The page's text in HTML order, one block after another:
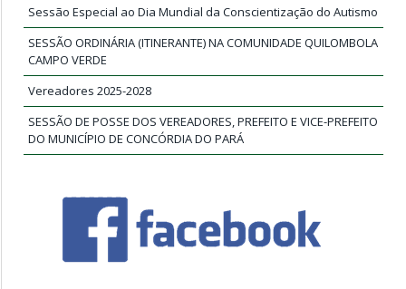
Sessão Especial ao Dia Mundial da Conscientização do Autismo
SESSÃO ORDINÁRIA (ITINERANTE) NA COMUNIDADE QUILOMBOLA
CAMPO VERDE
Vereadores 2025-2028
SESSÃO DE POSSE DOS VEREADORES, PREFEITO E VICE-PREFEITO
DO MUNICÍPIO DE CONCÓRDIA DO PARÁ